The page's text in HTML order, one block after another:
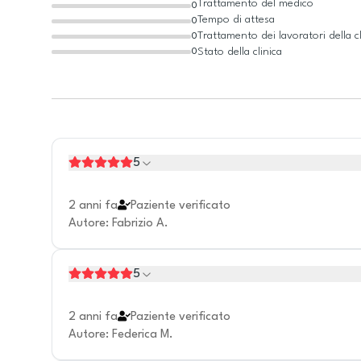
0
0
0
0Trattamento del medico
Tempo di attesa
Trattamento dei lavoratori della
Stato della clinica
5
2 anni fa
Paziente verificato
Autore: Fabrizio A.
5
2 anni fa
Paziente verificato
Autore: Federica M.